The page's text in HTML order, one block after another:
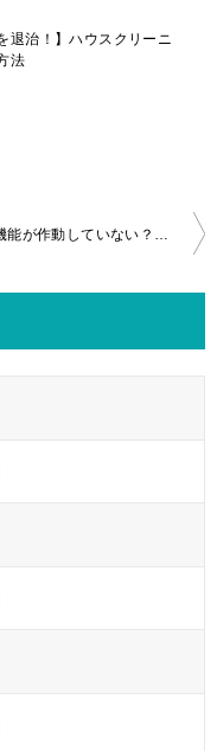
退治！】ハウスクリーニ
法